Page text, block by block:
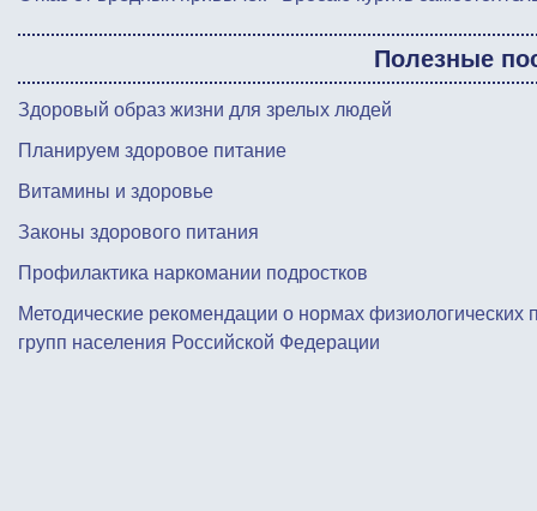
Полезные
Здоровый образ жизни для зрелых людей
Планируем здоровое питание
Витамины и здоровье
Законы здорового питания
Профилактика наркомании подростков
Методические рекомендации о нормах
групп населения Российской Федерации